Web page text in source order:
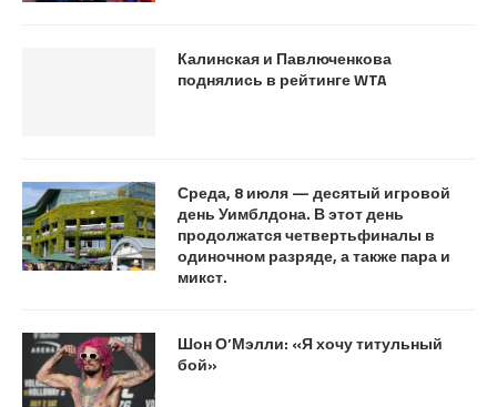
Калинская и Павлюченкова
поднялись в рейтинге WTA
Среда, 8 июля — десятый игровой
день Уимблдона. В этот день
продолжатся четвертьфиналы в
одиночном разряде, а также пара и
микст.
Шон О’Мэлли: «Я хочу титульный
бой»